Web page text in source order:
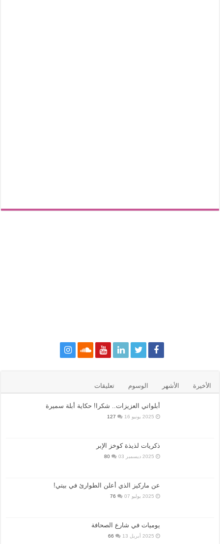
الأخيرة الأشهر الوسوم تعليقات
أبلواتي العزيزات.. شكرا! حكاية أبلة سميرة
2025 يونيو 16 127
ذكريات لذيذة كوخز الإبر
2025 ديسمبر 03 80
عن ماركيز الذي أعلن الطوارئ في بيتي!
2025 يوليو 07 76
يوميات في شارع الصحافة
2025 أبريل 13 66